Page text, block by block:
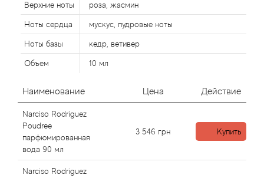
Верхние ноты роза, жасмин
Ноты сердца мускус, пудровые ноты
Ноты базы кедр, ветивер
Объем 10 мл
Наименование Цена Действие
Narciso Rodriguez
Poudree
парфюмированная
вода 90 мл
3 546 грн Купить
Narciso Rodriguez
Alyson Oldoini
Alyssa Ashley
Amouroud
Andre L'Arom